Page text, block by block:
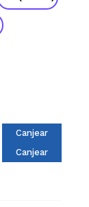
Canjear
Canjear